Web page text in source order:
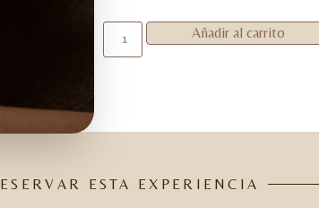
Añadir al carrito
ESTA EXPERIENCIA